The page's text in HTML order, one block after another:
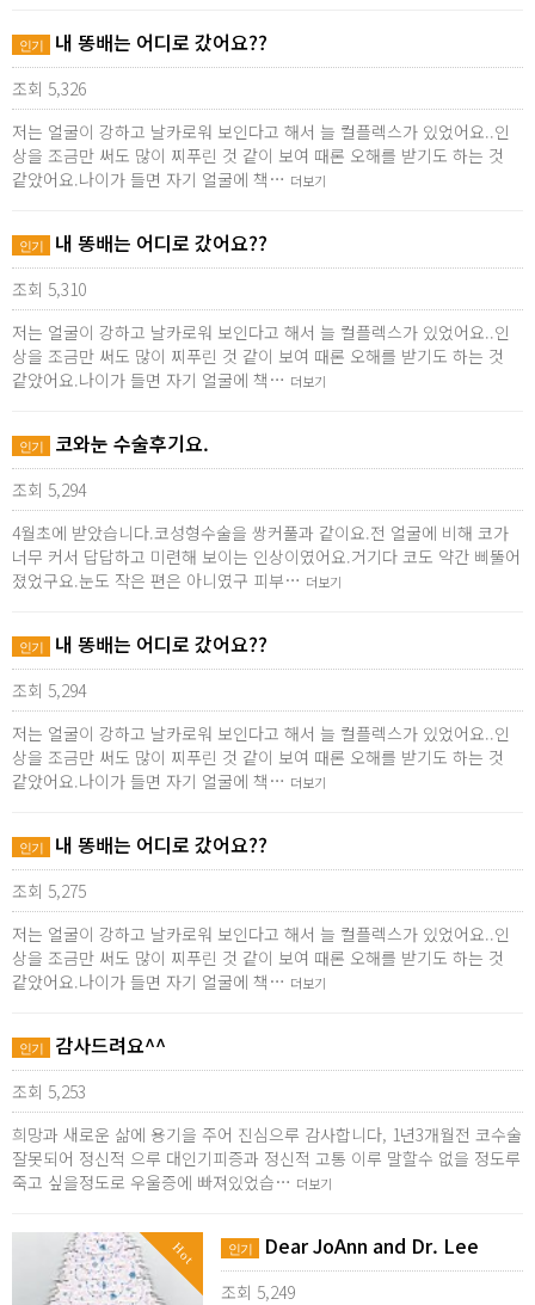
인기 내 똥배는 어디로 갔어요??
조회 5,326
저는 얼굴이 강하고 날카로워 보인다고 해서 늘 컬플렉스가 있었어요..인
상을 조금만 써도 많이 찌푸린 것 같이 보여 때론 오해를 받기도 하는 것
같았어요.나이가 들면 자기 얼굴에 책… 더보기
인기 내 똥배는 어디로 갔어요??
조회 5,310
저는 얼굴이 강하고 날카로워 보인다고 해서 늘 컬플렉스가 있었어요..인
상을 조금만 써도 많이 찌푸린 것 같이 보여 때론 오해를 받기도 하는 것
같았어요.나이가 들면 자기 얼굴에 책… 더보기
인기 코와눈 수술후기요.
조회 5,294
4월초에 받았습니다.코성형수술을 쌍커풀과 같이요.전 얼굴에 비해 코가
너무 커서 답답하고 미련해 보이는 인상이였어요.거기다 코도 약간 삐뚤어
졌었구요.눈도 작은 편은 아니였구 피부… 더보기
인기 내 똥배는 어디로 갔어요??
조회 5,294
저는 얼굴이 강하고 날카로워 보인다고 해서 늘 컬플렉스가 있었어요..인
상을 조금만 써도 많이 찌푸린 것 같이 보여 때론 오해를 받기도 하는 것
같았어요.나이가 들면 자기 얼굴에 책… 더보기
인기 내 똥배는 어디로 갔어요??
조회 5,275
저는 얼굴이 강하고 날카로워 보인다고 해서 늘 컬플렉스가 있었어요..인
상을 조금만 써도 많이 찌푸린 것 같이 보여 때론 오해를 받기도 하는 것
같았어요.나이가 들면 자기 얼굴에 책… 더보기
인기 감사드려요^^
조회 5,253
희망과 새로운 삶에 용기을 주어 진심으루 감사합니다, 1년3개월전 코수술
잘못되어 정신적 으루 대인기피증과 정신적 고통 이루 말할수 없을 정도루
죽고 싶을정도로 우울증에 빠져있었습… 더보기
Hot 인기 Dear JoAnn and Dr. Lee
조회 5,249